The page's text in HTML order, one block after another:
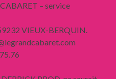
– service
VIEUX-BERQUIN.